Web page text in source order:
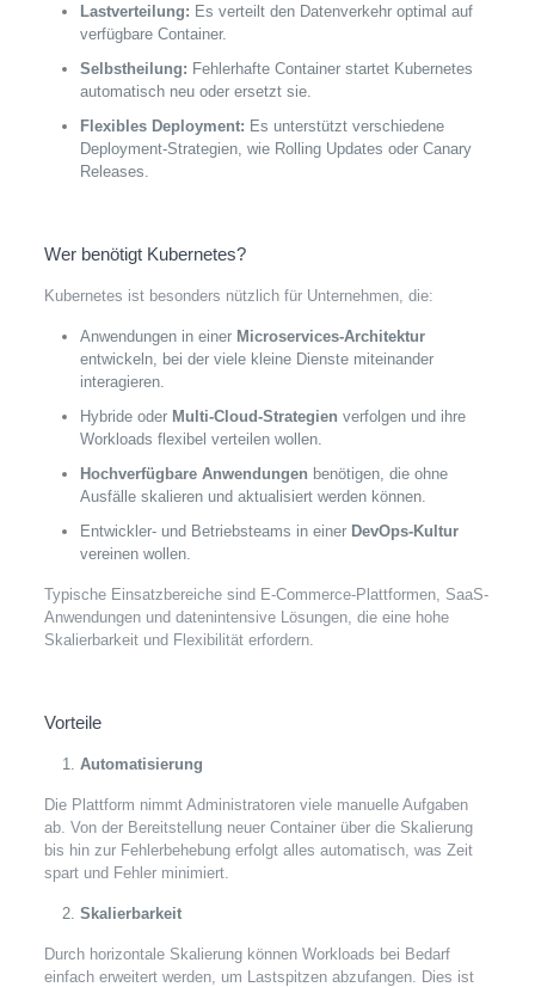
Lastverteilung: Es verteilt den Datenverkehr optimal auf
verfügbare Container.
Selbstheilung: Fehlerhafte Container startet Kubernetes
automatisch neu oder ersetzt sie.
Flexibles Deployment: Es unterstützt verschiedene
Deployment-Strategien, wie Rolling Updates oder Canary
Releases.
Wer benötigt Kubernetes?
Kubernetes ist besonders nützlich für Unternehmen, die:
Anwendungen in einer Microservices-Architektur
entwickeln, bei der viele kleine Dienste miteinander
interagieren.
Hybride oder Multi-Cloud-Strategien verfolgen und ihre
Workloads flexibel verteilen wollen.
Hochverfügbare Anwendungen benötigen, die ohne
Ausfälle skalieren und aktualisiert werden können.
Entwickler- und Betriebsteams in einer DevOps-Kultur
vereinen wollen.
Typische Einsatzbereiche sind E-Commerce-Plattformen, SaaS-
Anwendungen und datenintensive Lösungen, die eine hohe
Skalierbarkeit und Flexibilität erfordern.
Vorteile
Automatisierung
Die Plattform nimmt Administratoren viele manuelle Aufgaben
ab. Von der Bereitstellung neuer Container über die Skalierung
bis hin zur Fehlerbehebung erfolgt alles automatisch, was Zeit
spart und Fehler minimiert.
Skalierbarkeit
Durch horizontale Skalierung können Workloads bei Bedarf
einfach erweitert werden, um Lastspitzen abzufangen. Dies ist